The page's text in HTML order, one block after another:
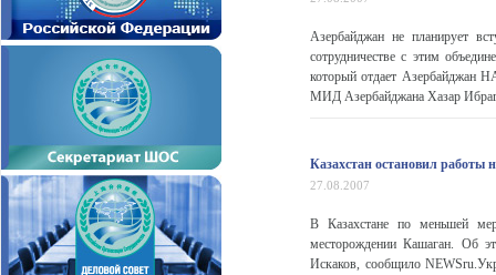
Азербайджан не планирует
сотрудничестве с этим
который отдает Азербайджан
МИД Азербайджана Хазар
Казахстан остановил работы
27.08.2007
В Казахстане по меньшей
месторождении Кашаган. Об
Искаков, сообщило